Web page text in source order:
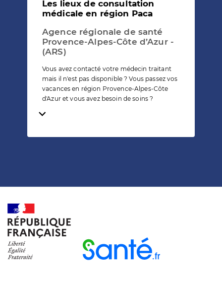
Les lieux de consultation
médicale en région Paca
Agence régionale de santé
Provence-Alpes-Côte d’Azur -
(ARS)
Vous avez contacté votre médecin traitant
mais il n'est pas disponible ? Vous passez vos
vacances en région Provence-Alpes-Côte
d'Azur et vous avez besoin de soins ?
Temps de lecture